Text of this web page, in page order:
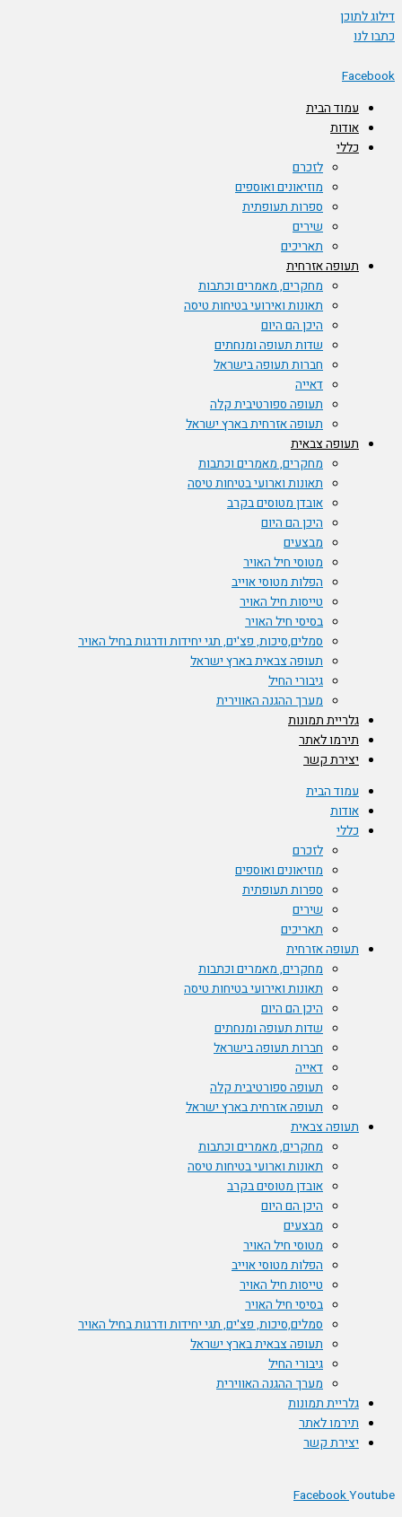
דילוג לתוכן
כתבו לנו
Facebook
עמוד הבית
אודות
כללי
לזכרם
מוזיאונים ואוספים
ספרות תעופתית
שירים
תאריכים
תעופה אזרחית
מחקרים, מאמרים וכתבות
תאונות ואירועי בטיחות טיסה
היכן הם היום
שדות תעופה ומנחתים
חברות תעופה בישראל
דאייה
תעופה ספורטיבית קלה
תעופה אזרחית בארץ ישראל
תעופה צבאית
מחקרים, מאמרים וכתבות
תאונות וארועי בטיחות טיסה
אובדן מטוסים בקרב
היכן הם היום
מבצעים
מטוסי חיל האויר
הפלות מטוסי אוייב
טייסות חיל האויר
בסיסי חיל האויר
סמלים,סיכות, פצ'ים, תגי יחידות ודרגות בחיל האויר
תעופה צבאית בארץ ישראל
גיבורי החיל
מערך ההגנה האווירית
גלריית תמונות
תירמו לאתר
יצירת קשר
עמוד הבית
אודות
כללי
לזכרם
מוזיאונים ואוספים
ספרות תעופתית
שירים
תאריכים
תעופה אזרחית
מחקרים, מאמרים וכתבות
תאונות ואירועי בטיחות טיסה
היכן הם היום
שדות תעופה ומנחתים
חברות תעופה בישראל
דאייה
תעופה ספורטיבית קלה
תעופה אזרחית בארץ ישראל
תעופה צבאית
מחקרים, מאמרים וכתבות
תאונות וארועי בטיחות טיסה
אובדן מטוסים בקרב
היכן הם היום
מבצעים
מטוסי חיל האויר
הפלות מטוסי אוייב
טייסות חיל האויר
בסיסי חיל האויר
סמלים,סיכות, פצ'ים, תגי יחידות ודרגות בחיל האויר
תעופה צבאית בארץ ישראל
גיבורי החיל
מערך ההגנה האווירית
גלריית תמונות
תירמו לאתר
יצירת קשר
FacebookYoutube